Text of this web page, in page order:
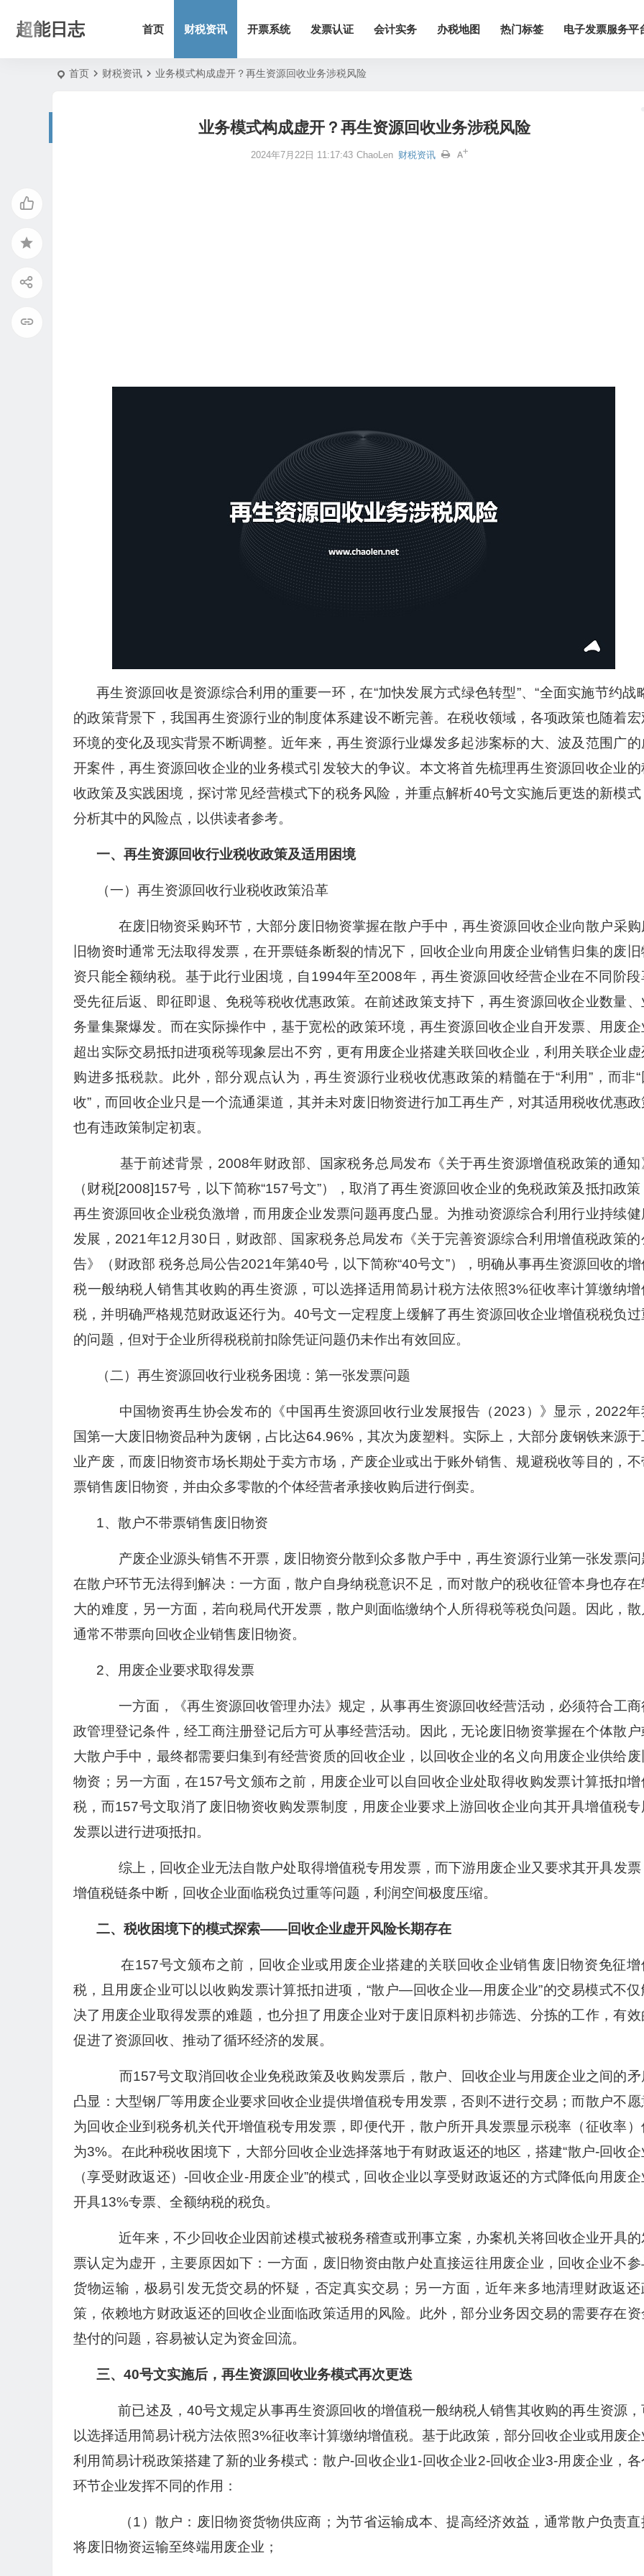
超能日志 首页 财税资讯 开票系统 发票认证 会计实务 办税地图 热门标签 电子发票服务平
首页 财税资讯 业务模式构成虚开？再生资源回收业务涉税风险
业务模式构成虚开？再生资源回收业务涉税风险
2024年7月22日 11:17:43 ChaoLen 财税资讯
再生资源回收是资源综合利用的重要一环，在“加快发展方式绿色转型”、“全面实施节约战
的政策背景下，我国再生资源行业的制度体系建设不断完善。在税收领域，各项政策也随着宏
环境的变化及现实背景不断调整。近年来，再生资源行业爆发多起涉案标的大、波及范围广的
开案件，再生资源回收企业的业务模式引发较大的争议。本文将首先梳理再生资源回收企业的
收政策及实践困境，探讨常见经营模式下的税务风险，并重点解析40号文实施后更迭的新模式
分析其中的风险点，以供读者参考。
一、再生资源回收行业税收政策及适用困境
（一）再生资源回收行业税收政策沿革
在废旧物资采购环节，大部分废旧物资掌握在散户手中，再生资源回收企业向散户采购
旧物资时通常无法取得发票，在开票链条断裂的情况下，回收企业向用废企业销售归集的废旧
资只能全额纳税。基于此行业困境，自1994年至2008年，再生资源回收经营企业在不同阶段
受先征后返、即征即退、免税等税收优惠政策。在前述政策支持下，再生资源回收企业数量、
务量集聚爆发。而在实际操作中，基于宽松的政策环境，再生资源回收企业自开发票、用废企
超出实际交易抵扣进项税等现象层出不穷，更有用废企业搭建关联回收企业，利用关联企业虚
购进多抵税款。此外，部分观点认为，再生资源行业税收优惠政策的精髓在于“利用”，而非“
收”，而回收企业只是一个流通渠道，其并未对废旧物资进行加工再生产，对其适用税收优惠政
也有违政策制定初衷。
基于前述背景，2008年财政部、国家税务总局发布《关于再生资源增值税政策的通知
（财税[2008]157号，以下简称“157号文”），取消了再生资源回收企业的免税政策及抵扣政策
再生资源回收企业税负激增，而用废企业发票问题再度凸显。为推动资源综合利用行业持续健
发展，2021年12月30日，财政部、国家税务总局发布《关于完善资源综合利用增值税政策的
告》（财政部 税务总局公告2021年第40号，以下简称“40号文”），明确从事再生资源回收的增
税一般纳税人销售其收购的再生资源，可以选择适用简易计税方法依照3%征收率计算缴纳增
税，并明确严格规范财政返还行为。40号文一定程度上缓解了再生资源回收企业增值税税负过
的问题，但对于企业所得税税前扣除凭证问题仍未作出有效回应。
（二）再生资源回收行业税务困境：第一张发票问题
中国物资再生协会发布的《中国再生资源回收行业发展报告（2023）》显示，2022年
国第一大废旧物资品种为废钢，占比达64.96%，其次为废塑料。实际上，大部分废钢铁来源于
业产废，而废旧物资市场长期处于卖方市场，产废企业或出于账外销售、规避税收等目的，不
票销售废旧物资，并由众多零散的个体经营者承接收购后进行倒卖。
1、散户不带票销售废旧物资
产废企业源头销售不开票，废旧物资分散到众多散户手中，再生资源行业第一张发票问
在散户环节无法得到解决：一方面，散户自身纳税意识不足，而对散户的税收征管本身也存在
大的难度，另一方面，若向税局代开发票，散户则面临缴纳个人所得税等税负问题。因此，散
通常不带票向回收企业销售废旧物资。
2、用废企业要求取得发票
一方面，《再生资源回收管理办法》规定，从事再生资源回收经营活动，必须符合工商
政管理登记条件，经工商注册登记后方可从事经营活动。因此，无论废旧物资掌握在个体散户
大散户手中，最终都需要归集到有经营资质的回收企业，以回收企业的名义向用废企业供给废
物资；另一方面，在157号文颁布之前，用废企业可以自回收企业处取得收购发票计算抵扣增
税，而157号文取消了废旧物资收购发票制度，用废企业要求上游回收企业向其开具增值税专
发票以进行进项抵扣。
综上，回收企业无法自散户处取得增值税专用发票，而下游用废企业又要求其开具发票
增值税链条中断，回收企业面临税负过重等问题，利润空间极度压缩。
二、税收困境下的模式探索——回收企业虚开风险长期存在
在157号文颁布之前，回收企业或用废企业搭建的关联回收企业销售废旧物资免征增
税，且用废企业可以以收购发票计算抵扣进项，“散户—回收企业—用废企业”的交易模式不仅
决了用废企业取得发票的难题，也分担了用废企业对于废旧原料初步筛选、分拣的工作，有效
促进了资源回收、推动了循环经济的发展。
而157号文取消回收企业免税政策及收购发票后，散户、回收企业与用废企业之间的矛
凸显：大型钢厂等用废企业要求回收企业提供增值税专用发票，否则不进行交易；而散户不愿
为回收企业到税务机关代开增值税专用发票，即便代开，散户所开具发票显示税率（征收率）
为3%。在此种税收困境下，大部分回收企业选择落地于有财政返还的地区，搭建“散户-回收企
（享受财政返还）-回收企业-用废企业”的模式，回收企业以享受财政返还的方式降低向用废企
开具13%专票、全额纳税的税负。
近年来，不少回收企业因前述模式被税务稽查或刑事立案，办案机关将回收企业开具的
票认定为虚开，主要原因如下：一方面，废旧物资由散户处直接运往用废企业，回收企业不参
货物运输，极易引发无货交易的怀疑，否定真实交易；另一方面，近年来多地清理财政返还
策，依赖地方财政返还的回收企业面临政策适用的风险。此外，部分业务因交易的需要存在资
垫付的问题，容易被认定为资金回流。
三、40号文实施后，再生资源回收业务模式再次更迭
前已述及，40号文规定从事再生资源回收的增值税一般纳税人销售其收购的再生资源，
以选择适用简易计税方法依照3%征收率计算缴纳增值税。基于此政策，部分回收企业或用废企
利用简易计税政策搭建了新的业务模式：散户-回收企业1-回收企业2-回收企业3-用废企业，各
环节企业发挥不同的作用：
（1）散户：废旧物资货物供应商；为节省运输成本、提高经济效益，通常散户负责直
将废旧物资运输至终端用废企业；